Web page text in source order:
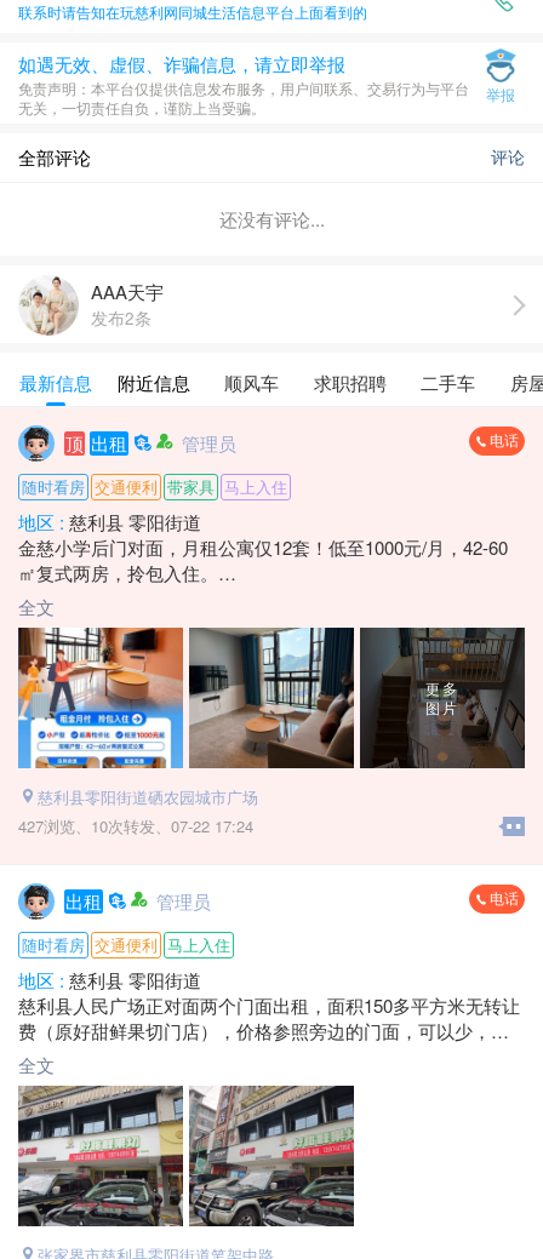
联系时请告知在玩慈利网同城生活信息平台 上面看到的
如遇无效、虚假、诈骗信息，请立即举报
​免责声明​​：本平台仅提供信息发布服务，用户间联系、交易行为与平台
无关，一切责任自负，谨防上当受骗。
举报
全部评论 评论
还没有评论...
AAA天宇
发布2条
最新信息 附近信息 顺风车 求职招聘 二手车 房
顶 出租 管理员 电话
随时看房 交通便利 带家具 马上入住
地区 : 慈利县 零阳街道
金慈小学后门对面，月租公寓仅12套！低至1000元/月，42-60
㎡复式两房，拎包入住。
手慢无☎️：*****8836 莫女士
全文
更多
图片
慈利县零阳街道硒农园城市广场
427浏览、 10次转发、 07-22 17:24
出租 管理员 电话
随时看房 交通便利 马上入住
地区 : 慈利县 零阳街道
慈利县人民广场正对面两个门面出租，面积150多平方米无转让
费（原好甜鲜果切门店），价格参照旁边的门面，可以少，有
心租，可以面谈！黄金地段，机会不多别错过！
地址：慈利县金慈商业街原好甜鲜果切门店
电话：*****3998 福歌
全文